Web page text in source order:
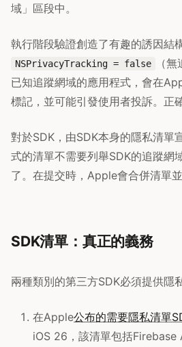
域」區段中。
執行階段驗證創造了有趣的誘因結
NSPrivacyTracking = false
（
已知追蹤網域的應用程式，會在
標記，並可能引發使用者投訴。正
對於SDK，由SDK本身的隱私清單
式的清單不需要列舉SDK的追蹤網
了。在提交時，Apple會合併清單並
SDK清單：真正的義務
兩種類別的第三方SDK必須提供隱
在Apple公布的需要隱私清單
iOS 26，該清單包括